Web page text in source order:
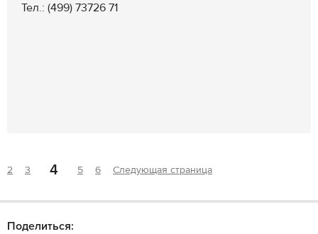
Тел.: (499) 73726 71
2 3 4 5 6 Следующая страница
Поделиться: